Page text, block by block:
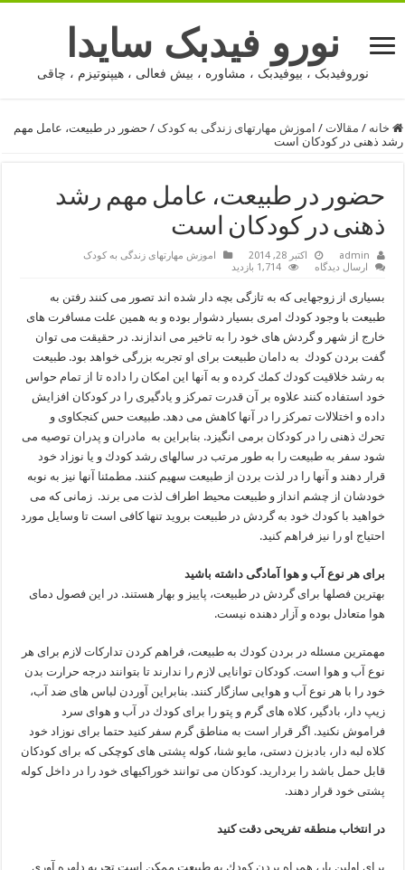
نورو فیدبک سایدا
نوروفیدبک ، بیوفیدبک ، مشاوره ، بیش فعالی ، هیپنوتیزم ، چاقی
خانه / مقالات / اموزش مهارتهای زندگی به کودک / حضور در طبیعت، عامل مهم
رشد ذهنی در كودكان است
حضور در طبیعت، عامل مهم رشد
ذهنی در كودكان است
admin اکتبر 28, 2014
اموزش مهارتهای زندگی به کودک
ارسال دیدگاه
1,714 بازدید
بسیاری از زوجهایی كه به تازگی بچه دار شده اند تصور می كنند رفتن به
طبیعت با وجود كودك امری بسیار دشوار بوده و به همین علت مسافرت های
خارج از شهر و گردش های خود را به تاخیر می اندازند. در حقیقت می توان
گفت بردن كودك به دامان طبیعت برای او تجربه بزرگی خواهد بود. طبیعت
به رشد خلاقیت كودك كمك كرده و به آنها این امكان را داده تا از تمام حواس
خود استفاده كنند علاوه بر آن قدرت تمركز و یادگیری را در كودكان افزایش
داده و اختلالات تمركز را در آنها كاهش می دهد. طبیعت حس كنجكاوی و
تحرك ذهنی را در كودكان برمی انگیزد. بنابراین به مادران و پدران توصیه می
شود سفر به طبیعت را به طور مرتب در سالهای رشد كودك و یا نوزاد خود
قرار دهند و آنها را در لذت بردن از طبیعت سهیم كنند. مطمئنا آنها نیز به نوبه
خودشان از چشم انداز و طبیعت محیط اطراف لذت می برند. زمانی كه می
خواهید با كودك خود به گردش در طبیعت بروید تنها كافی است تا وسایل مورد
احتیاج او را نیز فراهم كنید.
برای هر نوع آب و هوا آمادگی داشته باشید
بهترین فصلها برای گردش در طبیعت، پاییز و بهار هستند. در این فصول دمای
هوا متعادل بوده و آزار دهنده نیست.
مهمترین مسئله در بردن كودك به طبیعت، فراهم كردن تداركات لازم برای هر
نوع آب و هوا است. كودكان توانایی لازم را ندارند تا بتوانند درجه حرارت بدن
خود را با هر نوع آب و هوایی سازگار كنند. بنابراین آوردن لباس های ضد آب،
زیپ دار، بادگیر، كلاه های گرم و پتو را برای كودك در آب و هوای سرد
فراموش نكنید. اگر قرار است به مناطق گرم سفر كنید حتما برای نوزاد خود
كلاه لبه دار، بادبزن دستی، مایو شنا، كوله پشتی های كوچكی كه برای كودكان
قابل حمل باشد را بردارید. كودكان می توانند خوراكیهای خود را در داخل كوله
پشتی خود قرار دهند.
در انتخاب منطقه تفریحی دقت كنید
برای اولین بار، همراه بردن كودك به طبیعت ممكن است تجربه دلهره آوری